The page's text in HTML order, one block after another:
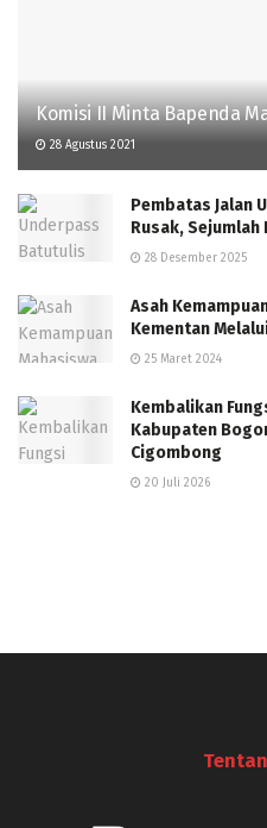
Komisi II Minta Bapenda
28 Agustus 2021
Pembatas Jalan
Rusak,
28 Desember 2025
Asah
Kementan
25 Maret 2024
Kembalikan
Kabupaten
Cigombong
20 Juli 2026